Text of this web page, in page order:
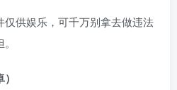
供娱乐，可千万别拿去做违法